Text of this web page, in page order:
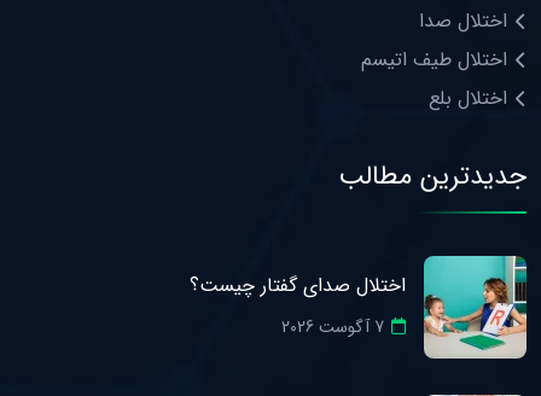
اختلال صدا
اختلال طیف اتیسم
اختلال بلع
جدیدترین مطالب
اختلال صدای گفتار چیست؟
7 آگوست 2026